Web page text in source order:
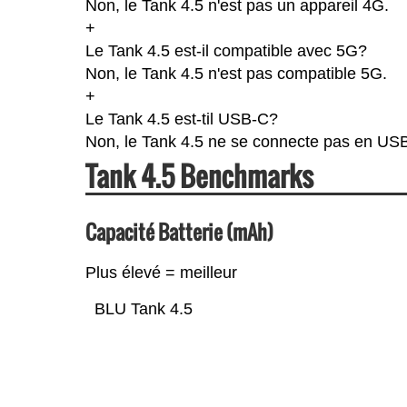
Non, le Tank 4.5 n'est pas un appareil 4G.
+
Le Tank 4.5 est-il compatible avec 5G?
Non, le Tank 4.5 n'est pas compatible 5G.
+
Le Tank 4.5 est-til USB-C?
Non, le Tank 4.5 ne se connecte pas en
Tank 4.5 Benchmarks
Capacité Batterie (mAh)
Plus élevé = meilleur
BLU Tank 4.5